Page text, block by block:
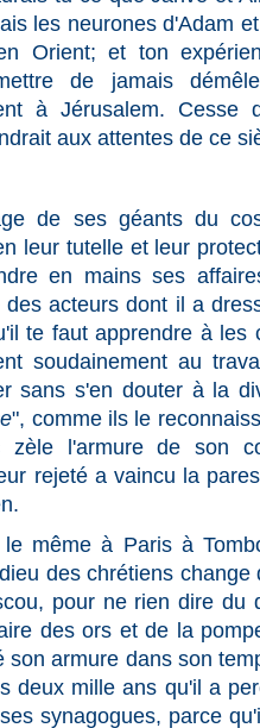
les neurones d'Adam
Orient; et ton
de jamais
à Jérusalem. Cesse
aux attentes de ce
de ses géants du
leur tutelle et leur
en mains ses
acteurs dont il a
te faut apprendre à les
soudainement au
sans s'en douter à la
", comme ils le
zèle l'armure de son
rejeté a vaincu la
même à Paris à
des chrétiens
pour ne rien dire du
des ors et de la
son armure dans son
deux mille ans qu'il a
synagogues, parce